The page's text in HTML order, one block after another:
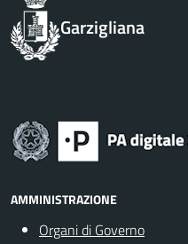
Garzigliana
AMMINISTRAZIONE
Organi di Governo